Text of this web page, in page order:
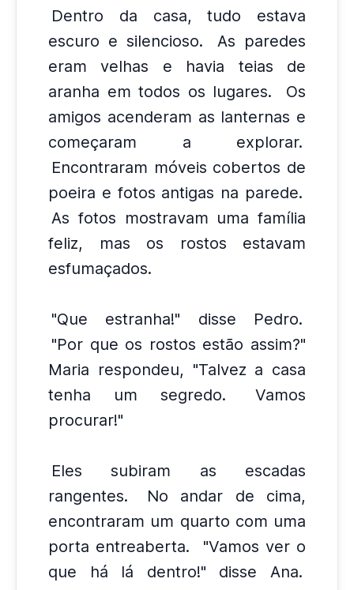
Dentro da casa, tudo estava
escuro e silencioso.
As paredes
eram velhas e havia teias de
aranha em todos os lugares.
Os
amigos acenderam as lanternas e
começaram a explorar.
Encontraram móveis cobertos de
poeira e fotos antigas na parede.
As fotos mostravam uma família
feliz, mas os rostos estavam
esfumaçados.
"Que estranha!" disse Pedro.
"Por que os rostos estão assim?"
Maria respondeu, "Talvez a casa
tenha um segredo.
Vamos
procurar!"
Eles subiram as escadas
rangentes.
No andar de cima,
encontraram um quarto com uma
porta entreaberta.
"Vamos ver o
que há lá dentro!" disse Ana.